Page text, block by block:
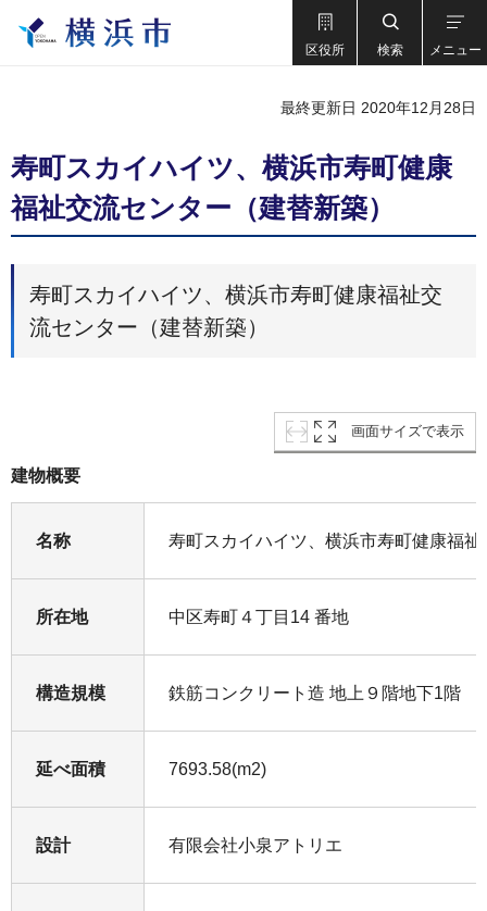
区役所 検索 メニュー
最終更新日 2020年12月28日
寿町スカイハイツ、横浜市寿町健康
福祉交流センター（建替新築）
寿町スカイハイツ、横浜市寿町健康福祉交
流センター（建替新築）
画面サイズで表示
建物概要
名称 寿町スカイハイツ、横浜市寿町健康福祉
所在地 中区寿町４丁目14 番地
構造規模 鉄筋コンクリート造 地上９階地下1階
延べ面積 7693.58(m2)
設計 有限会社小泉アトリエ